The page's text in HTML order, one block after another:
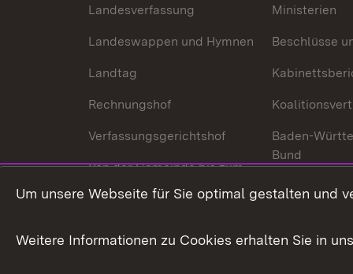
Landesverfassung
Landeswappen und Hymnen
Landtag
Rechnungshof
Verfassungsgerichtshof
Von der Gemeinde bis zum
Ministerium
Wirtschaftsstandort
Ministerien
Beschlüsse
Baden-
Bund
In Europa
Um unsere Webseite für Sie optimal gestalten und
Weitere Informationen zu Cookies erhalten Sie in